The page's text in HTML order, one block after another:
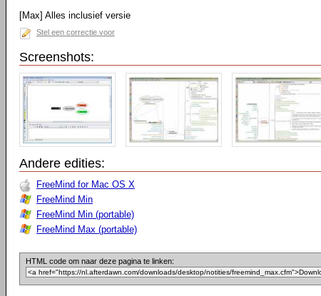
[Max] Alles inclusief versie
Stel een correctie voor
Screenshots:
Andere edities:
FreeMind for Mac OS X
FreeMind Min
FreeMind Min (portable)
FreeMind Max (portable)
HTML code om naar deze pagina te linken: